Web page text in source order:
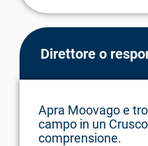
Direttore o
Apra Moovago e
campo in un
comprensione.